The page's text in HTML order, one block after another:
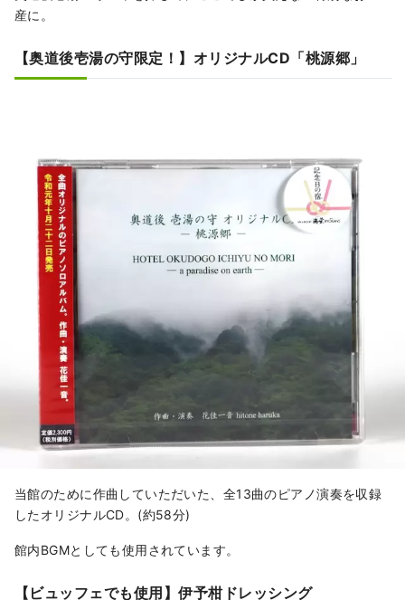
産に。
【奥道後壱湯の守限定！】オリジナルCD「桃源郷」
当館のために作曲していただいた、全13曲のピアノ演奏を収録
したオリジナルCD。(約58分)
館内BGMとしても使用されています。
【ビュッフェでも使用】伊予柑ドレッシング